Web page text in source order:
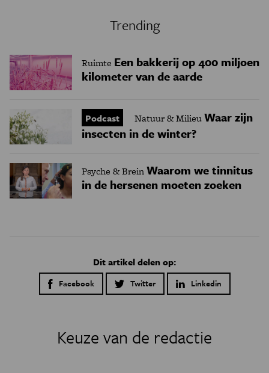
Trending
Ruimte Een bakkerij op 400 miljoen
kilometer van de aarde
Podcast Natuur & MilieuWaar zijn
insecten in de winter?
Psyche & BreinWaarom we tinnitus
in de hersenen moeten zoeken
Dit artikel delen op:
Facebook Twitter Linkedin
Keuze van de redactie